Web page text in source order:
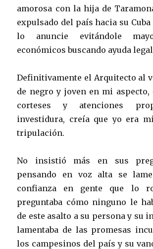
amorosa con la hija de
expulsado del país hacia su Cuba
lo anuncie evitándole
económicos buscando ayuda
Definitivamente el Arquitecto al
de negro y joven en mi aspecto,
corteses y atenciones
investidura, creía que yo era
tripulación.
No insistió más en sus
pensando en voz alta se
confianza en gente que lo
preguntaba cómo ninguno le
de este asalto a su persona y su
lamentaba de las promesas
los campesinos del país y su